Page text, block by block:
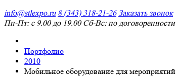
info@stlexpo.ru 8 (343) 318-21-26 Заказать звонок
Пн-Пт: с 9.00 до 19.00 Сб-Вс: по договоренности
Портфолио
2010
Мобильное оборудование для мероприятий